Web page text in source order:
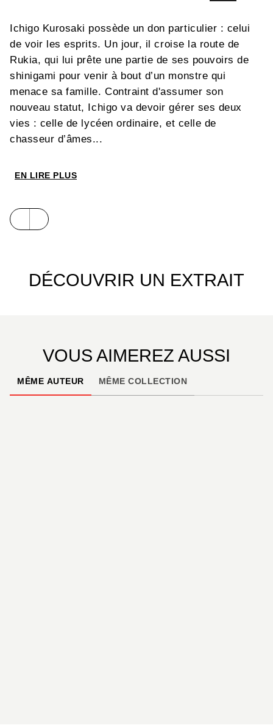
Ichigo Kurosaki possède un don particulier : celui
de voir les esprits. Un jour, il croise la route de
Rukia, qui lui prête une partie de ses pouvoirs de
shinigami pour venir à bout d’un monstre qui
menace sa famille. Contraint d'assumer son
nouveau statut, Ichigo va devoir gérer ses deux
vies : celle de lycéen ordinaire, et celle de
chasseur d’âmes...
EN LIRE PLUS
DÉCOUVRIR UN EXTRAIT
VOUS AIMEREZ AUSSI
MÊME AUTEUR MÊME COLLECTION